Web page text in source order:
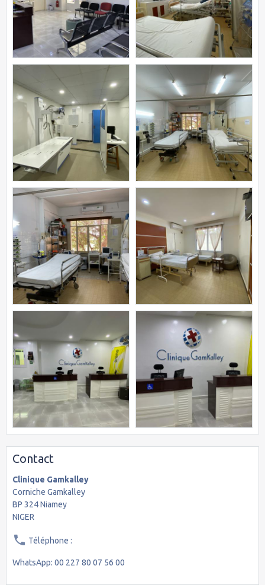
Contact
Clinique Gamkalley
Corniche Gamkalley
BP 324 Niamey
NIGER
Téléphone :
WhatsApp: 00 227 80 07 56 00